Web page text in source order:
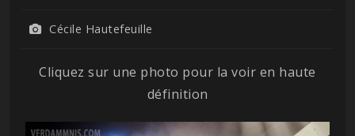
Cécile Hautefeuille
Cliquez sur une photo pour la voir en haute
définition